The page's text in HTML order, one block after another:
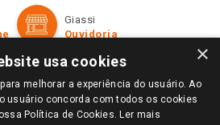
Giassi
Ouvidoria
×
usa cookies
melhorar a experiência do usuário. Ao
usuário concorda com todos os cookies
Política de Cookies. Ler mais